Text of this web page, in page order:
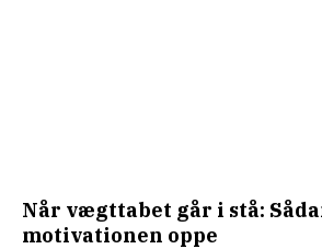
Når vægttabet går i stå:
motivationen oppe